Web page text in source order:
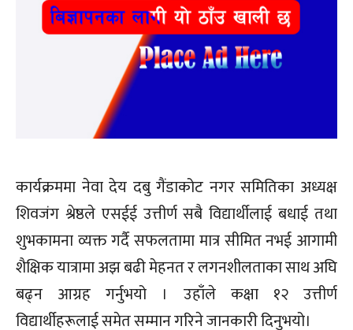
कार्यक्रममा नेवा देय दबु गैंडाकोट नगर समितिका अध्यक्ष
शिवजंग श्रेष्ठले एसईई उत्तीर्ण सबै विद्यार्थीलाई बधाई तथा
शुभकामना व्यक्त गर्दै सफलतामा मात्र सीमित नभई आगामी
शैक्षिक यात्रामा अझ बढी मेहनत र लगनशीलताका साथ अघि
बढ्न आग्रह गर्नुभयो । उहाँले कक्षा १२ उत्तीर्ण
विद्यार्थीहरूलाई समेत सम्मान गरिने जानकारी दिनुभयो।